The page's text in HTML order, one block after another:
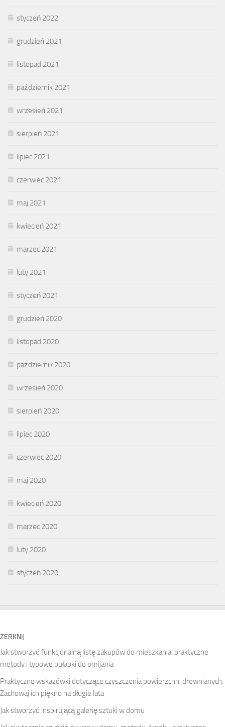
styczeń 2022
grudzień 2021
listopad 2021
październik 2021
wrzesień 2021
sierpień 2021
lipiec 2021
czerwiec 2021
maj 2021
kwiecień 2021
marzec 2021
luty 2021
styczeń 2021
grudzień 2020
listopad 2020
październik 2020
wrzesień 2020
sierpień 2020
lipiec 2020
czerwiec 2020
maj 2020
kwiecień 2020
marzec 2020
luty 2020
styczeń 2020
ZERKNIJ
Jak stworzyć funkcjonalną listę zakupów do mieszkania: praktyczne
metody i typowe pułapki do omijania
Praktyczne wskazówki dotyczące czyszczenia powierzchni drewnianych:
Zachowaj ich piękno na długie lata
Jak stworzyć inspirującą galerię sztuki w domu